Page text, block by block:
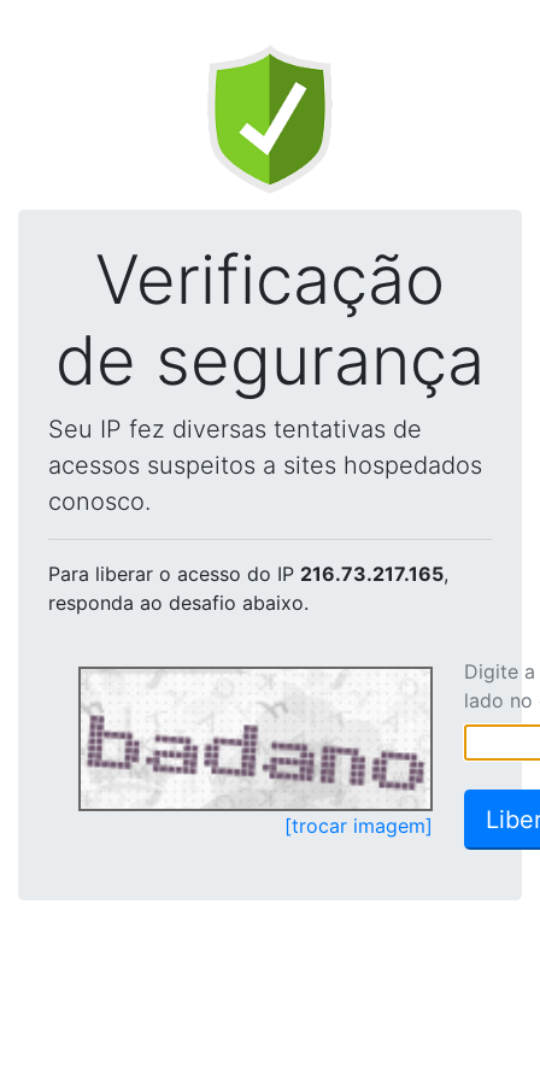
Verificação
de segurança
Seu IP fez diversas tentativas de
acessos suspeitos a sites hospedados
conosco.
Para liberar o acesso do IP 216.73.217.165,
responda ao desafio abaixo.
[trocar imagem]
Digite
lado no